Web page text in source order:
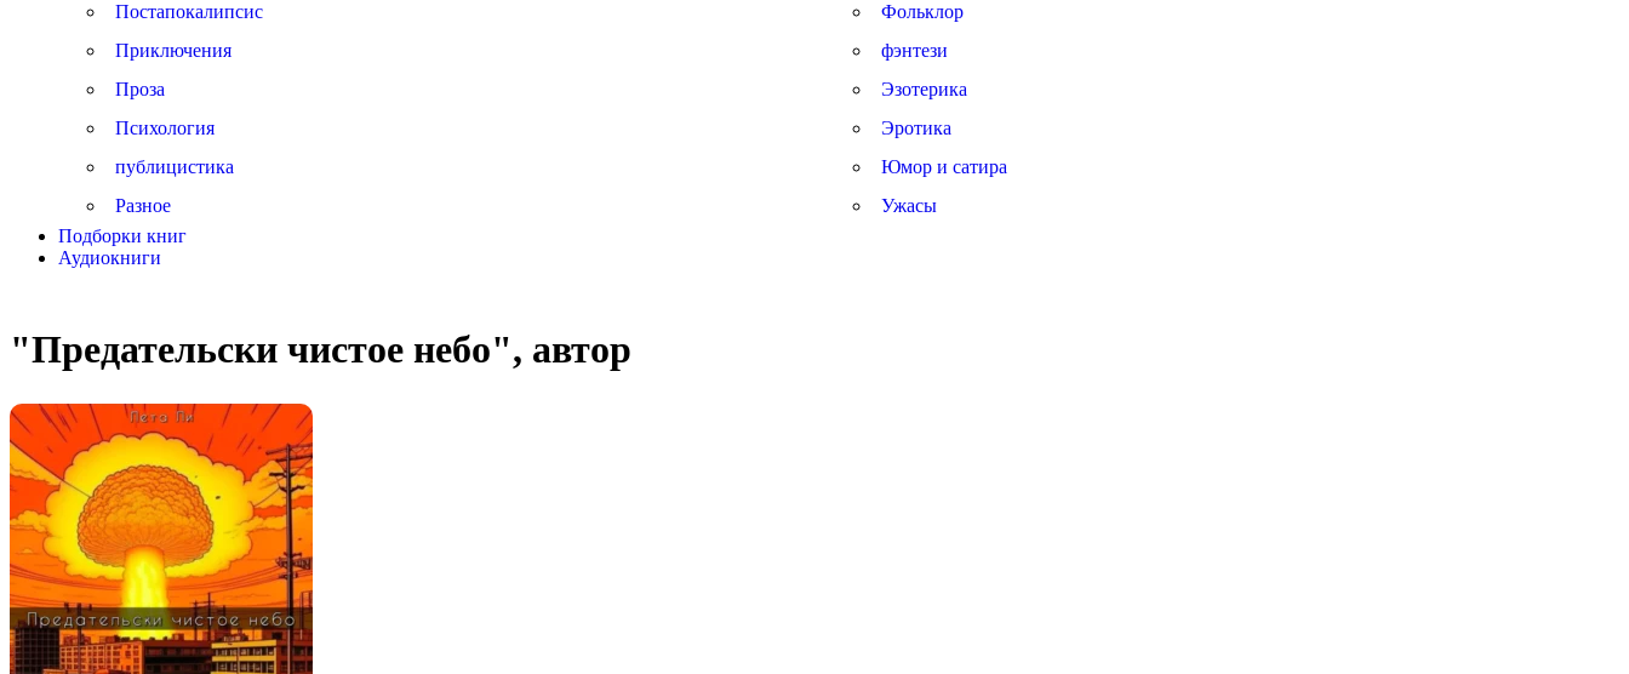
Постапокалипсис
Приключения
Проза
Психология
публицистика
Разное
Фольклор
фэнтези
Эзотерика
Эротика
Юмор и сатира
Ужасы
Подборки книг
Аудиокниги
"Предательски чистое небо", автор